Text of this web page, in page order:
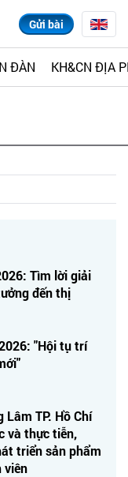
Gửi bài
ĐÀN KH&CN ĐỊA
Tìm lời giải
đến thị
"Hội tụ trí
TP. Hồ Chí
và thực tiễn,
triển sản phẩm
viên